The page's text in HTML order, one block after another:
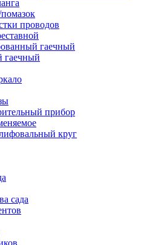
проводов
гаечный
гаечный
прибор
круг
сада